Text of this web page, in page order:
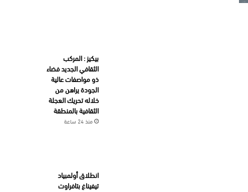
بيكيز : المركب
الثقافي الجديد فضاء
ذو مواصفات عالية
الجودة يراهن من
خلاله تحريك العجلة
الثقافية بالمنطقة
منذ 24 ساعة
انطلاق أولمبياد
تيفيناغ بتافراوت